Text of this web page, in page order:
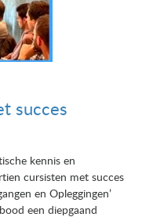
succes
kennis en
cursisten met succes
en Opleggingen’
een diepgaand